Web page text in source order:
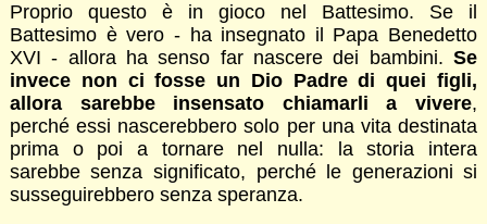
Proprio questo è in gioco nel Battesimo. Se il
Battesimo è vero - ha insegnato il Papa Benedetto
XVI - allora ha senso far nascere dei bambini.Se
invece non ci fosse un Dio Padre di quei figli,
allora sarebbe insensato chiamarli a vivere,
perché essi nascerebbero solo per una vita destinata
prima o poi a tornare nel nulla: la storia intera
sarebbe senza significato, perché le generazioni si
susseguirebbero senza speranza.